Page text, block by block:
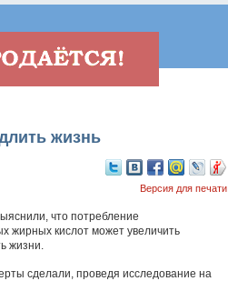
жизнь
Версия для печати
что потребление
жирных кислот может увеличить
жизни.
сделали, проведя исследование на